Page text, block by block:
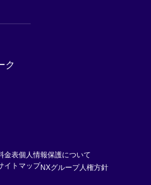
ク
金表個人情報保護について
イトマップNXグループ人権方針